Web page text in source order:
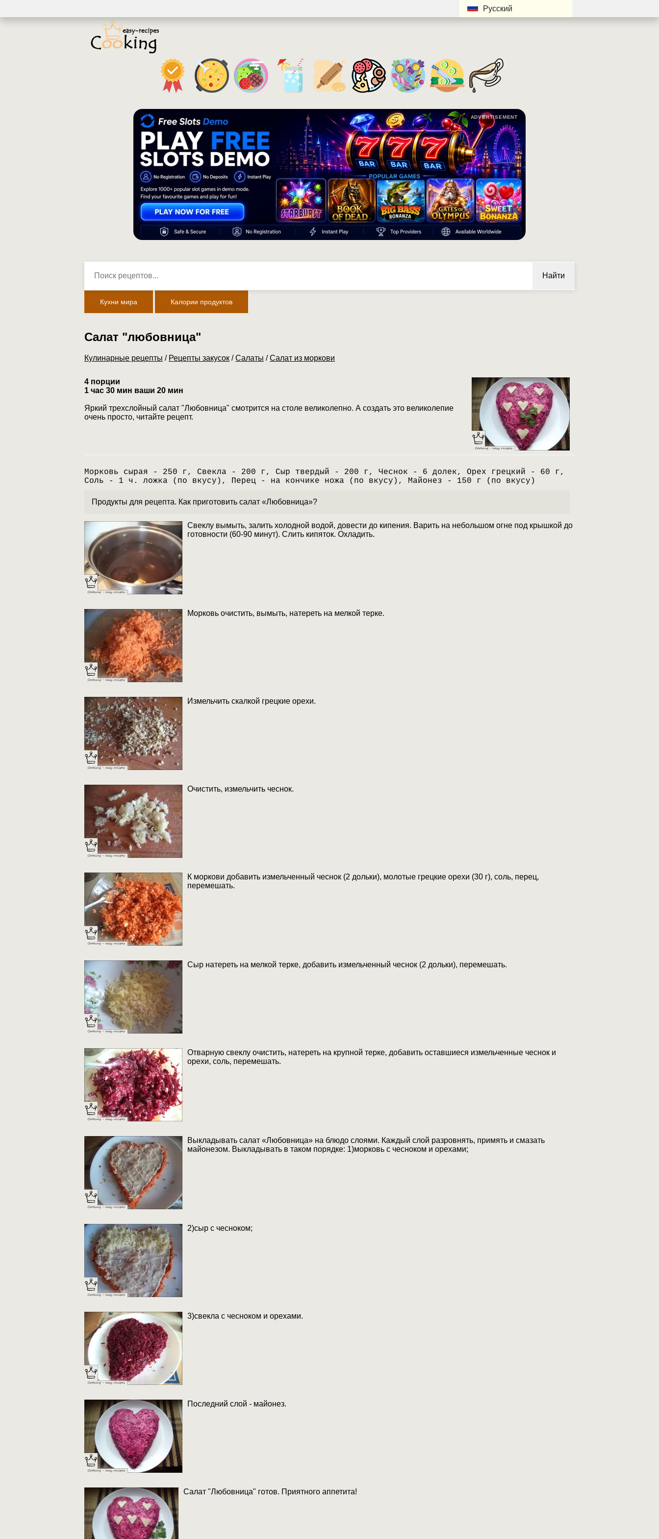
Русский
ADVERTISEMENT
Найти
Кухни мира Калории продуктов
Салат "любовница"
Кулинарные рецепты / Рецепты закусок /Салаты /Салат из моркови
4 порции
1 час 30 мин ваши 20 мин
Яркий трехслойный салат "Любовница" смотрится на столе великолепно. А создать это великолепие
очень просто, читайте рецепт.
Морковь сырая - 250 г, Свекла - 200 г, Сыр твердый - 200 г, Чеснок - 6 долек, Орех грецкий - 60 г,
Соль - 1 ч. ложка (по вкусу), Перец - на кончике ножа (по вкусу), Майонез - 150 г (по вкусу)
Продукты для рецепта. Как приготовить салат «Любовница»?
Свеклу вымыть, залить холодной водой, довести до кипения. Варить на небольшом огне под крышкой до
готовности (60-90 минут). Слить кипяток. Охладить.
Морковь очистить, вымыть, натереть на мелкой терке.
Измельчить скалкой грецкие орехи.
Очистить, измельчить чеснок.
К моркови добавить измельченный чеснок (2 дольки), молотые грецкие орехи (30 г), соль, перец,
перемешать.
Сыр натереть на мелкой терке, добавить измельченный чеснок (2 дольки), перемешать.
Отварную свеклу очистить, натереть на крупной терке, добавить оставшиеся измельченные чеснок и
орехи, соль, перемешать.
Выкладывать салат «Любовница» на блюдо слоями. Каждый слой разровнять, примять и смазать
майонезом. Выкладывать в таком порядке: 1)морковь с чесноком и орехами;
2)сыр с чесноком;
3)свекла с чесноком и орехами.
Последний слой - майонез.
Салат "Любовница" готов. Приятного аппетита!